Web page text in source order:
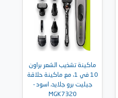
ماكينة تشذيب الشعر براون
10 في 1، مع ماكينة حلاقة
جيليت برو جلايد، اسود -
MGK7320